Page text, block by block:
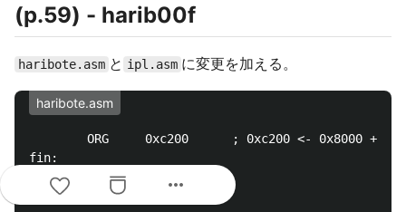
(p.59) - harib00f
haribote.asm と ipl.asm に変更を加える。
haribote.asm
ORG     0xc200      ; 0xc200 <- 0x8000 +
fin:
        HLT
more_horiz